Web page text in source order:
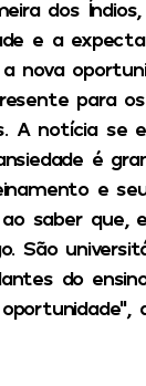
dos
e a
nova
para
A notícia se
é
e
saber que,
São
do